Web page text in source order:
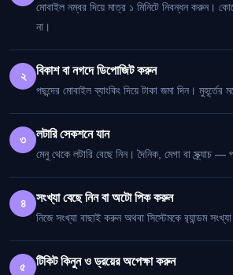
মোবাইল নম্বর দিয়ে মাত্র ১ মিনিটে নিবন্ধন করুন।
না।
২ বিকাশ বা নগদে ডিপোজিট করুন
পছন্দের মোবাইল ব্যাংকিং দিয়ে টাকা জমা দিন। মুহূর্তের
৩ লটারি সেকশনে যান
মেনু থেকে লটারি বেছে নিন। দৈনিক, মেগা বা স্ক্র্যাচ —
৪ সংখ্যা বেছে নিন বা অটো পিক করুন
নিজে সংখ্যা বাছাই করুন অথবা সিস্টেমকে র‍্যান্ডম
৫ টিকিট কিনুন ও ড্রয়ের অপেক্ষা করুন